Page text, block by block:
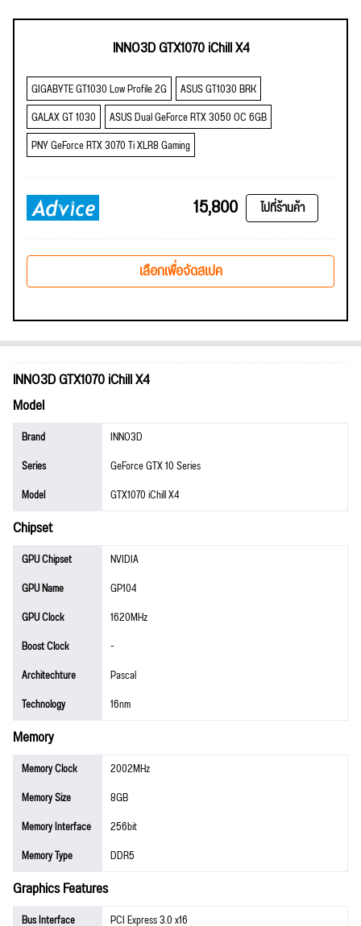
INNO3D GTX1070 iChill X4
GIGABYTE GT1030 Low Profile 2G
ASUS GT1030 BRK
GALAX GT 1030
ASUS Dual GeForce RTX 3050 OC 6GB
PNY GeForce RTX 3070 Ti XLR8 Gaming
15,800 ไปที่ร้านค้า
เลือกเพื่อจัดสเปค
INNO3D GTX1070 iChill X4
Model
Brand
INNO3D
Series
GeForce GTX 10 Series
Model
GTX1070 iChill X4
Chipset
GPU Chipset
NVIDIA
GPU Name
GP104
GPU Clock
1620MHz
Boost Clock
-
Architechture
Pascal
Technology
16nm
Memory
Memory Clock
2002MHz
Memory Size
8GB
Memory Interface
256bit
Memory Type
DDR5
Graphics Features
Bus Interface
PCI Express 3.0 x16